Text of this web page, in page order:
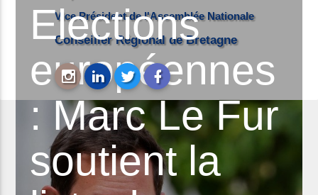
Vice Président de l'Assemblée Nationale
Conseiller Régional de Bretagne
Elections
européennes
: Marc Le Fur
soutient la